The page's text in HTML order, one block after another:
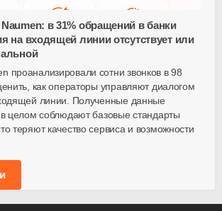
в 31% обращений в банки
на входящей линии отсутствует или
проанализировали сотни звонков в 98
как операторы управляют диалогом
линии. Полученные данные
в целом соблюдают базовые стандарты
теряют качество сервиса и возможности